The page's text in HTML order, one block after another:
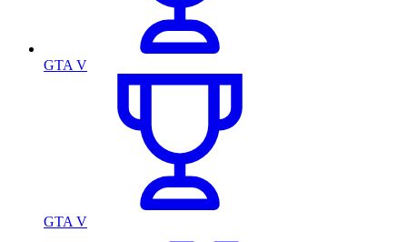
GTA V
GTA V